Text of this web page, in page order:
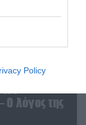
Policy
Ο λόγος της